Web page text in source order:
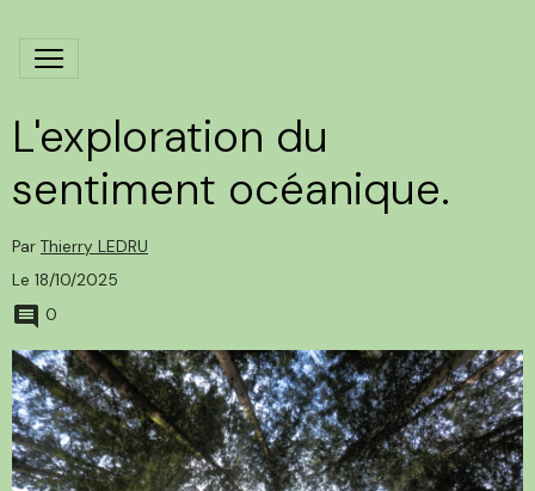
L'exploration du
sentiment océanique.
Par Thierry LEDRU
Le 18/10/2025
0